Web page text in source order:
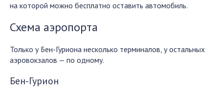
на которой можно бесплатно оставить автомобиль.
Схема аэропорта
Только у Бен-Гуриона несколько терминалов, у остальных
аэровокзалов — по одному.
Бен-Гурион